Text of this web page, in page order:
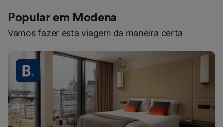
Popular em Modena
Vamos fazer esta viagem da maneira certa